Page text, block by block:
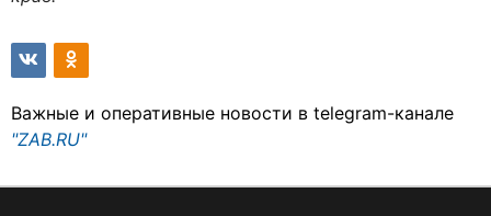
Важные и оперативные новости в telegram-канале
"ZAB.RU"